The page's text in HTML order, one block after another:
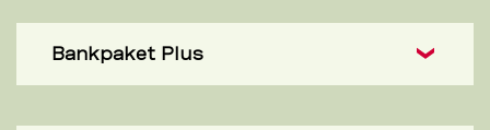
Bankpaket Plus